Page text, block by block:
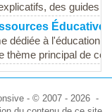
des guides
Éducatives
dédiée à l'éducation
thème principal de ce
- © 2007 - 2026 -